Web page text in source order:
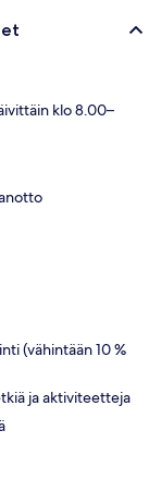
klo 8.00–
(vähintään 10 %
ja aktiviteetteja